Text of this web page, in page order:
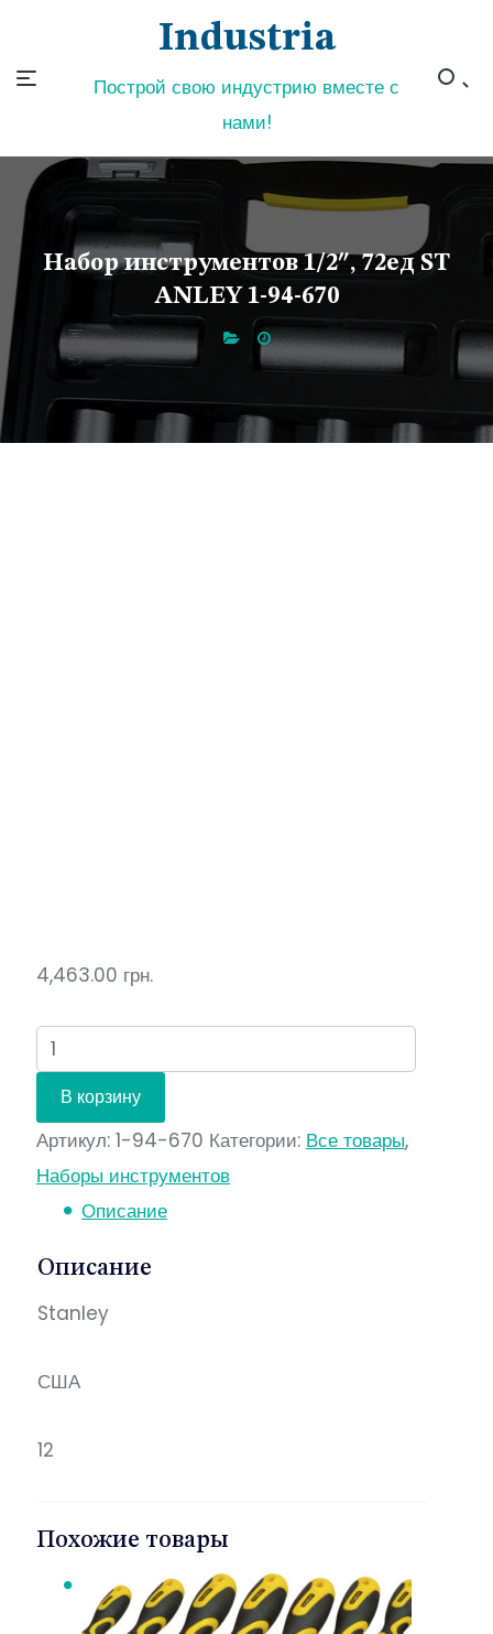
content
Industria
Построй свою индустрию вместе с
нами!
Набор инструментов 1/2″, 72ед ST
ANLEY 1-94-670
4,463.00 грн.
Количество
В корзину
Артикул: 1-94-670 Категории: Все товары,
Наборы инструментов
Описание
Описание
Stanley
США
12
Похожие товары